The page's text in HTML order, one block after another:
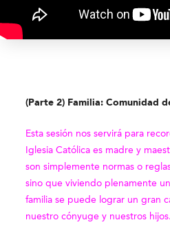
(Parte 2) Familia: Comunidad
Esta sesión nos servirá para
Iglesia Católica es madre y
son simplemente normas o
sino que viviendo plenamente
familia se puede lograr un gran
nuestro cónyuge y nuestros hijos.